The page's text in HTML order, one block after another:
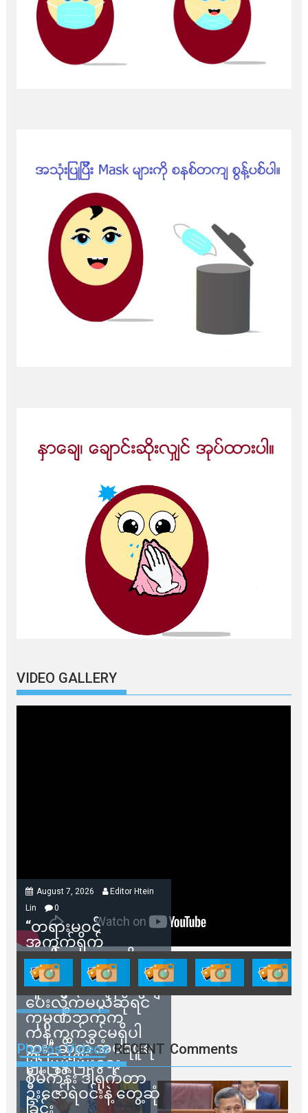
VIDEO GALLERY
August 7, 2026
Editor Htein
Lin
0
“တရားမဝင်
အကွက်ရိုက်
ရောင်းချမှုတွေကို
သက်ဆိုင်ရာတာဝန်ရှိ
သူတွေက ဂရန်တွေချ
ပေးလိုက်မယ်ဆိုရင်
ကုမ္ပဏီဘက်က
ကန့်ကွက်ခွင့်မရှိပါ
ဘူး” ဆိုတဲ့ အမရပူရ
မြို့ပြဖွံ့ဖြိုးရေး
စီမံကိန်း ဒါရိုက်တာ
ဦးဇော်ရဲဝင်းနဲ့ တွေ့ဆုံ
ခြင်း
Photos Videos RECENT Comments